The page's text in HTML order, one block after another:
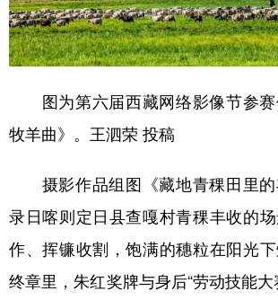
图为第六届西藏网络影像节参赛
牧羊曲》。王泗荣 投稿
摄影作品组图《藏地青稞田里的
录日喀则定日县查嘎村青稞丰收的
作、挥镰收割，饱满的穗粒在阳光
终章里，朱红奖牌与身后“劳动技能